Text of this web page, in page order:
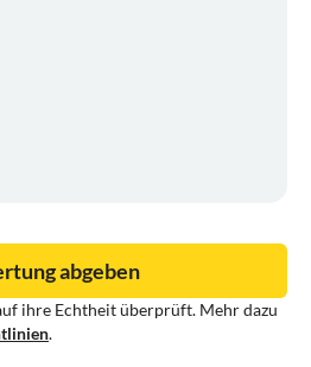
ihre Echtheit überprüft. Mehr dazu
.
abgeben